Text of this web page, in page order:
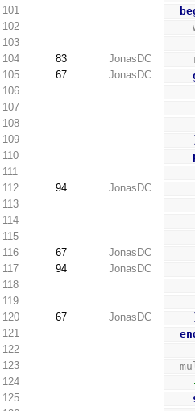
101
102
103
104
83 JonasDC
105
67 JonasDC
106
107
108
109
110
111
112
94
JonasDC
113
114
115
116
67
JonasDC
117
94
JonasDC
118
119
120
67 JonasDC
121
122
123
124
125